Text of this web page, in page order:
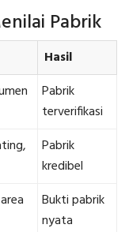
Pabrik
Hasil
Pabrik
terverifikasi
Pabrik
kredibel
Bukti pabrik
nyata